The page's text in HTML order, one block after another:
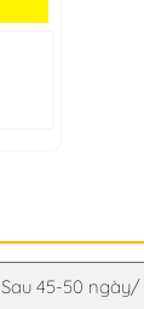
Sau 45-50 ngày/